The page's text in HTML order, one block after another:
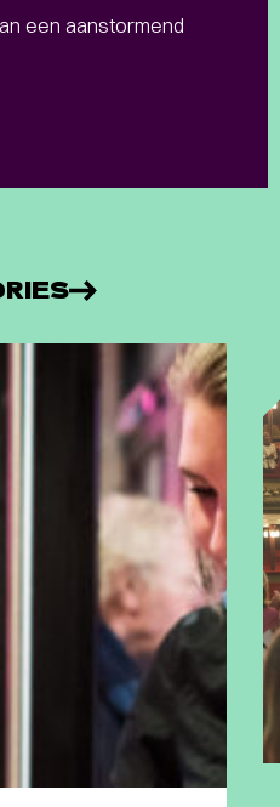
een aanstormend